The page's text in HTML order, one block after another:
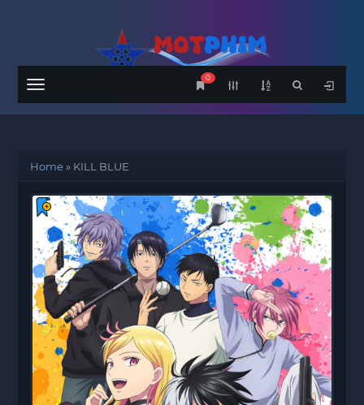
Menu
0
Home» KILL BLUE